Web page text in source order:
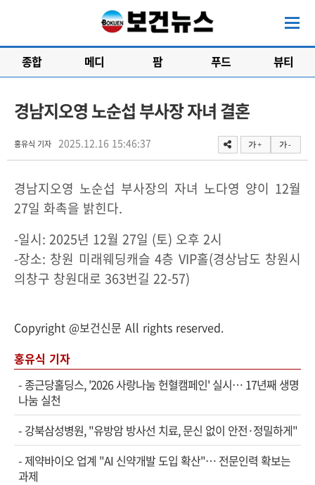
종합 메디 팜 푸드 뷰티
경남지오영 노순섭 부사장 자녀 결혼
홍유식 기자 2025.12.16 15:46:37 가 + 가 -
경남지오영 노순섭 부사장의 자녀 노다영 양이 12월
27일 화촉을 밝힌다.
-일시: 2025년 12월 27일 (토) 오후 2시
-장소: 창원 미래웨딩캐슬 4층 VIP홀(경상남도 창원시
의창구 창원대로 363번길 22-57)
Copyright @보건신문 All rights reserved.
홍유식 기자
-종근당홀딩스, '2026 사랑나눔 헌혈캠페인' 실시… 17년째 생명
나눔 실천
- 강북삼성병원, "유방암 방사선 치료, 문신 없이 안전·정밀하게"
-제약바이오 업계 "AI 신약개발 도입 확산"… 전문인력 확보는
과제